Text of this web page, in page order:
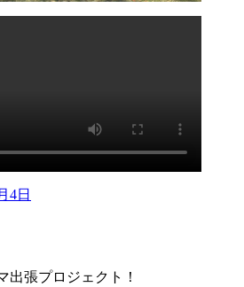
4日
出張プロジェクト！